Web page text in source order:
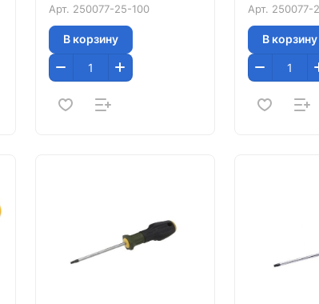
№25x100мм
Арт. 250077-25-100
В корзину
Арт. 250077-
В корзину